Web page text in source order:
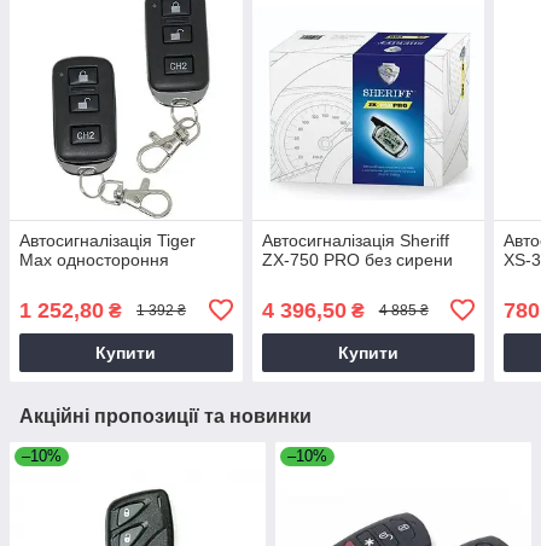
Автосигналізація Tiger
Max одностороння
1 252,80 ₴ 1 392 ₴
Купити
Автосигналізація Sheriff
ZX-750 PRO без сирени
4 396,50₴ 4 885 ₴
Купити
XS-
Акційні пропозиції та новинки
–10% –10%